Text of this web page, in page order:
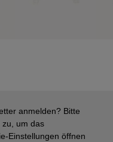
anmelden? Bitte
zu, um das
Einstellungen öffnen